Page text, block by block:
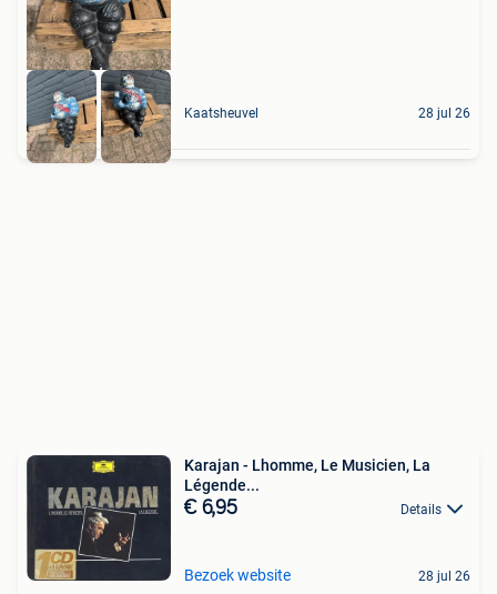
Kaatsheuvel 28 jul 26
Karajan - Lhomme, Le Musicien, La
Légende...
€ 6,95 Details
Bezoek website 28 jul 26